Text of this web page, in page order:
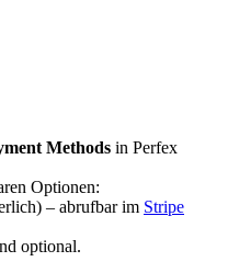
Methods in Perfex
Optionen:
– abrufbar im Stripe
optional.